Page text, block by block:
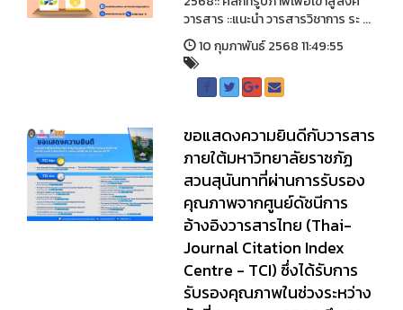
วารสาร ::แนะนำ วารสารวิชาการ ระ ...
10 กุมภาพันธ์ 2568 11:49:55
ขอแสดงความยินดีกับวารสาร
ภายใต้มหาวิทยาลัยราชภัฏ
สวนสุนันทาที่ผ่านการรับรอง
คุณภาพจากศูนย์ดัชนีการ
อ้างอิงวารสารไทย (Thai-
Journal Citation Index
Centre - TCI) ซึ่งได้รับการ
รับรองคุณภาพในช่วงระหว่าง